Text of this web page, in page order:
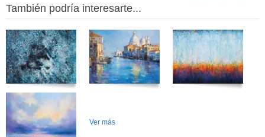
También podría interesarte...
Ver más